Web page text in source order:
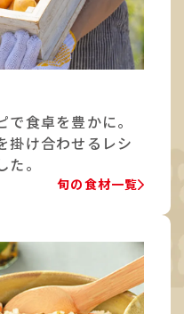
食卓を豊かに。
掛け合わせるレシ
。
旬の食材一覧